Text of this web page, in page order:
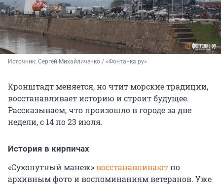
Источник: Сергей Михайличенко / «Фонтанка.ру»
Кронштадт меняется, но чтит морские традиции,
восстанавливает историю и строит будущее.
Рассказываем, что произошло в городе за две
недели, с 14 по 23 июля.
История в кирпичах
«Сухопутный манеж»восстанавливаютпо
архивным фото и воспоминаниям ветеранов. Уже